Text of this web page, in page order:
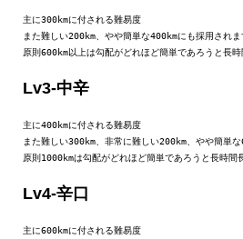
主に300kmに付される難易度
また難しい200km、やや簡単な400kmにも採用されま
原則600km以上は勾配がどれほど簡単であろうと長
Lv3-中辛
主に400kmに付される難易度
また難しい300km、非常に難しい200km、やや簡単な
原則1000kmは勾配がどれほど簡単であろうと長時
Lv4-辛口
主に600kmに付される難易度